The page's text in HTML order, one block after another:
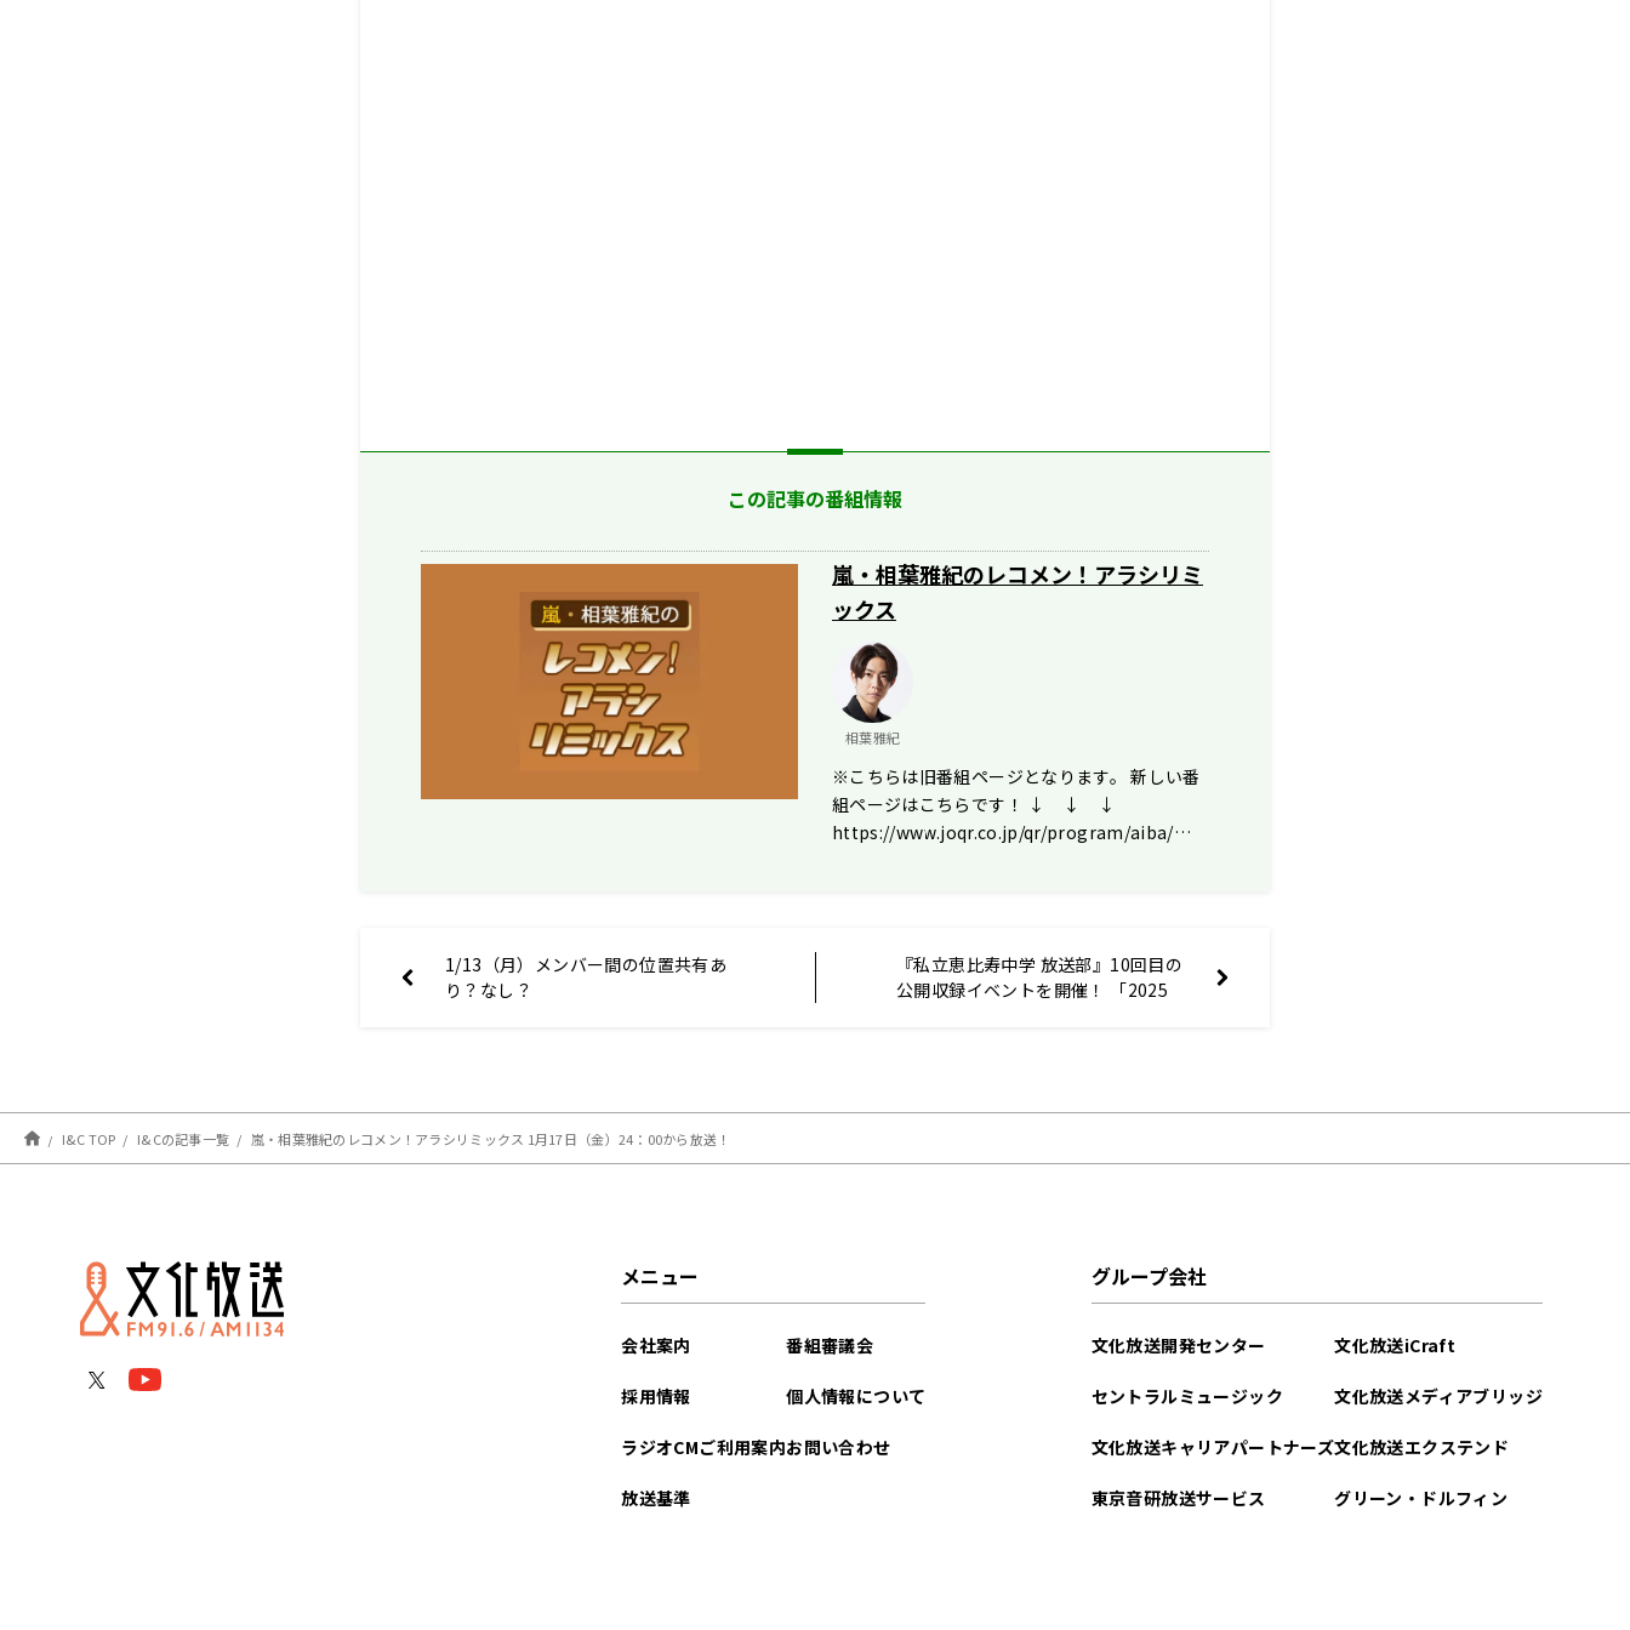
この記事の番組情報
嵐・相葉雅紀のレコメン！アラシリミ
ックス
相葉雅紀
※こちらは旧番組ページとなります。 新しい番
組ページはこちらです！ ↓ ↓ ↓
https://www.joqr.co.jp/qr/program/aiba/…
1/13（月）メンバー間の位置共有あ
り？なし？
『私立恵比寿中学 放送部』10回目の
公開収録イベントを開催！ 「2025
I&C TOP I&Cの記事一覧 嵐・相葉雅紀のレコメン！アラシリミックス 1月17日（金）24：00から放送！
メニュー
会社案内
採用情報
ラジオCMご利用案内
放送基準
番組審議会
個人情報について
お問い合わせ
グループ会社
文化放送開発センター
セントラルミュージック
文化放送キャリアパートナーズ
東京音研放送サービス
文化放送iCraft
文化放送メディアブリッジ
文化放送エクステンド
グリーン・ドルフィン